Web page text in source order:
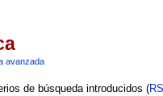
avanzada
de búsqueda introducidos (